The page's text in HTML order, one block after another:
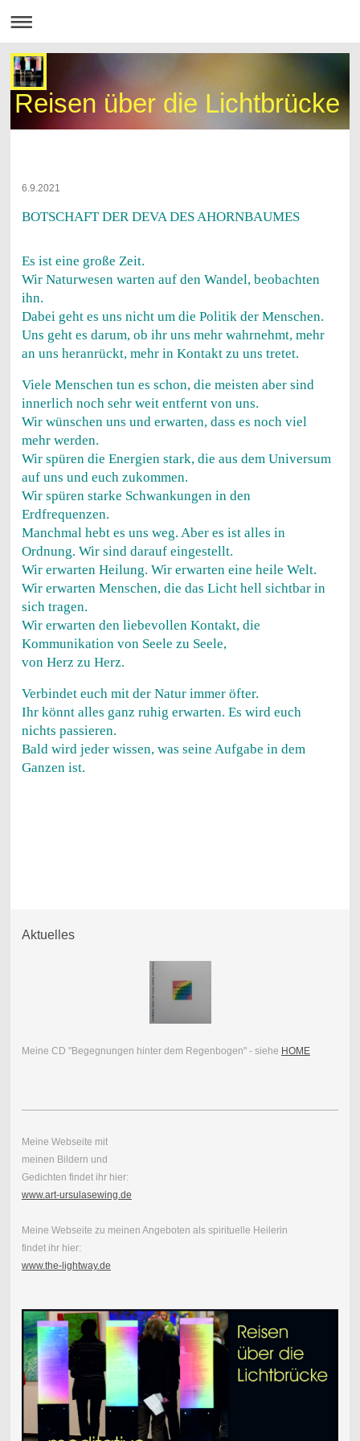
Reisen über die Lichtbrücke
6.9.2021
BOTSCHAFT DER DEVA DES AHORNBAUMES
Es ist eine große Zeit.
Wir Naturwesen warten auf den Wandel, beobachten
ihn.
Dabei geht es uns nicht um die Politik der Menschen.
Uns geht es darum, ob ihr uns mehr wahrnehmt, mehr
an uns heranrückt, mehr in Kontakt zu uns tretet.
Viele Menschen tun es schon, die meisten aber sind
innerlich noch sehr weit entfernt von uns.
Wir wünschen uns und erwarten, dass es noch viel
mehr werden.
Wir spüren die Energien stark, die aus dem Universum
auf uns und euch zukommen.
Wir spüren starke Schwankungen in den
Erdfrequenzen.
Manchmal hebt es uns weg. Aber es ist alles in
Ordnung. Wir sind darauf eingestellt.
Wir erwarten Heilung. Wir erwarten eine heile Welt.
Wir erwarten Menschen, die das Licht hell sichtbar in
sich tragen.
Wir erwarten den liebevollen Kontakt, die
Kommunikation von Seele zu Seele,
von Herz zu Herz.
Verbindet euch mit der Natur immer öfter.
Ihr könnt alles ganz ruhig erwarten. Es wird euch
nichts passieren.
Bald wird jeder wissen, was seine Aufgabe in dem
Ganzen ist.
Aktuelles
Meine CD "Begegnungen hinter dem Regenbogen" - siehe HOME
Meine Webseite mit
meinen Bildern und
Gedichten findet ihr hier:
www.art-ursulasewing.de
Meine Webseite zu meinen Angeboten als spirituelle Heilerin
findet ihr hier:
www.the-lightway.de